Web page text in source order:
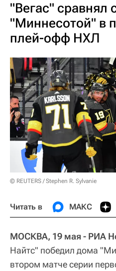
"Вегас" сравнял
"Миннесотой" в
плей-офф НХЛ
© REUTERS / Stephen R. Sylvanie
Читать в МАКС
МОСКВА, 19 мая - РИА
Найтс" победил дома
втором матче серии